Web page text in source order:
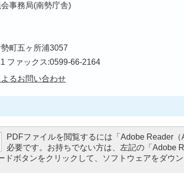
事務局(南勢庁舎)
町五ヶ所浦3057
ファックス:0599-66-2164
るお問い合わせ
PDFファイルを閲覧するには「Adobe Reader
必要です。お持ちでない方は、左記の「Adobe
ドボタンをクリックして、ソフトウェアをダウ